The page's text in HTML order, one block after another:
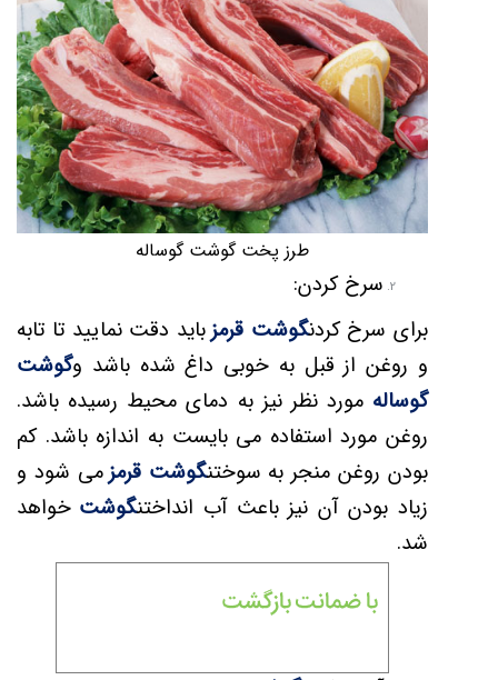
طرز پخت گوشت گوساله
سرخ کردن:
برای سرخ کردنگوشت قرمزباید دقت نمایید تا تابه
و روغن از قبل به خوبی داغ شده باشد وگوشت
گوساله مورد نظر نیز به دمای محیط رسیده باشد.
روغن مورد استفاده می بایست به اندازه باشد. کم
بودن روغن منجر به سوختنگوشت قرمزمی شود و
زیاد بودن آن نیز باعث آب انداختنگوشت خواهد
شد.